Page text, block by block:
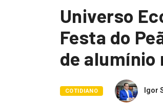
Universo
Festa do
de alumínio
COTIDIANO Igor